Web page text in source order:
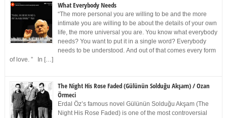
What Everybody Needs
“The more personal you are willing to be and the more
intimate you are willing to be about the details of your own
life, the more universal you are. You know what everybody
needs? You want to put it in a single word? Everybody
needs to be understood. And out of that comes every form
of love. ” In […]
The Night His Rose Faded (Gülünün Solduğu Akşam) / Ozan
Örmeci
Erdal Öz’s famous novel Gülünün Solduğu Akşam (The
Night His Rose Faded) is one of the most controversial